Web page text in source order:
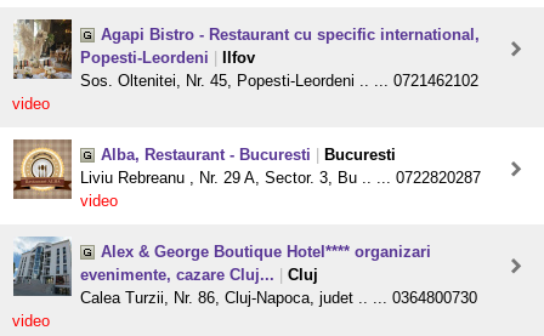
Agapi Bistro - Restaurant cu specific international,
Popesti-Leordeni
Ilfov
Sos. Oltenitei, Nr. 45, Popesti-Leordeni .. ... 0721462102
video
Alba, Restaurant - Bucuresti
Bucuresti
Liviu Rebreanu , Nr. 29 A, Sector. 3, Bu .. ... 0722820287
video
Alex & George Boutique Hotel**** organizari
evenimente, cazare Cluj...
Cluj
Calea Turzii, Nr. 86, Cluj-Napoca, judet .. ... 0364800730
video